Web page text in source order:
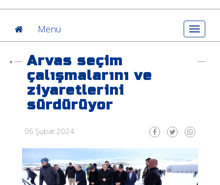
Toggle
Menü
Arvas seçim
çalışmalarını ve
ziyaretlerini
sürdürüyor
06 Şubat 2024